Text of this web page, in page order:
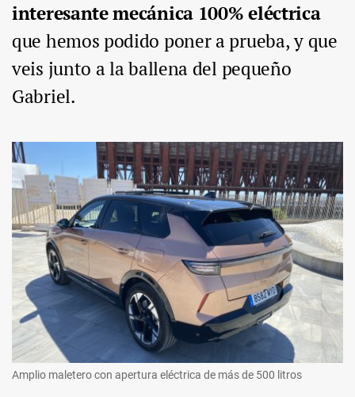
interesante mecánica 100% eléctrica
que hemos podido poner a prueba, y que
veis junto a la ballena del pequeño
Gabriel.
Amplio maletero con apertura eléctrica de más de 500 litros